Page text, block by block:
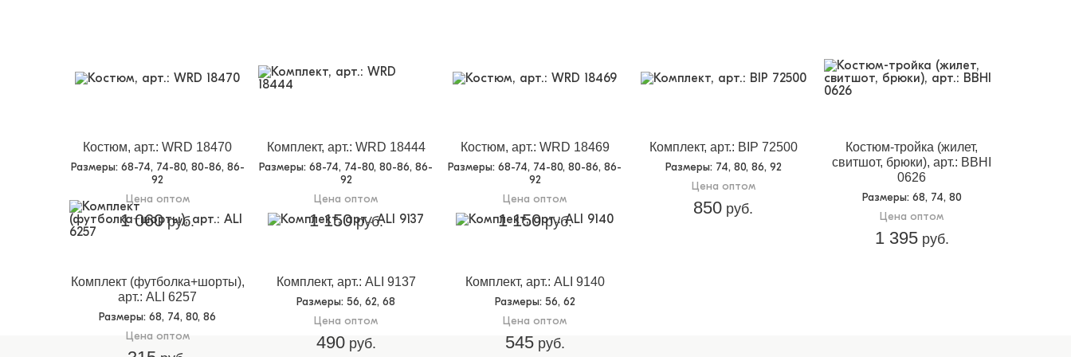
Костюм, арт.: WRD 18470
Размеры: 68-74, 74-80, 80-86, 86-
92
Цена оптом
1 060руб.
Комплект, арт.: WRD 18444
Размеры: 68-74, 74-80, 80-86, 86-
92
Цена оптом
1 150руб.
Костюм, арт.: WRD 18469
Размеры: 68-74, 74-80, 80-86, 86-
92
Цена оптом
1 150руб.
Комплект, арт.: BIP 72500
Размеры: 74, 80, 86, 92
Цена оптом
850 руб.
Костюм-тройка (жилет,
свитшот, брюки), арт.: BBHI
0626
Размеры: 68, 74, 80
Цена оптом
1 395руб.
Комплект (футболка+шорты),
арт.: ALI 6257
Размеры: 68, 74, 80, 86
Цена оптом
Комплект, арт.: ALI 9137
Размеры: 56, 62, 68
Цена оптом
490руб.
Комплект, арт.: ALI 9140
Размеры: 56, 62
Цена оптом
545руб.